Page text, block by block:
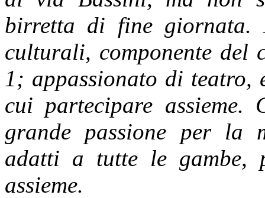
birretta di fine giornata.
culturali, componente del
1; appassionato di
cui partecipare assieme.
grande passione per la
adatti a tutte le gambe,
assieme.